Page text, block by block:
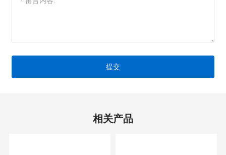
提交
相关产品